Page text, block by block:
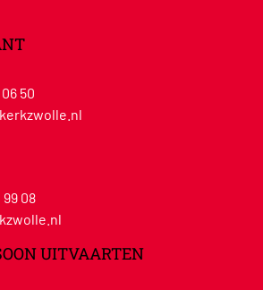
50
99 08
UITVAARTEN